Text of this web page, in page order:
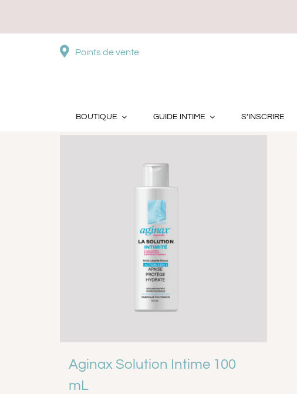
contenu
Points de vente
BOUTIQUE GUIDE INTIME S’INSCRIRE
Aginax Solution Intime 100
mL